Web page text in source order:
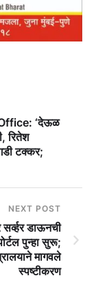
‘देऊळ
रितेश
टक्कर;
NEXT POST
डाऊनची
पुन्हा सुरू;
मागवले
स्पष्टीकरण